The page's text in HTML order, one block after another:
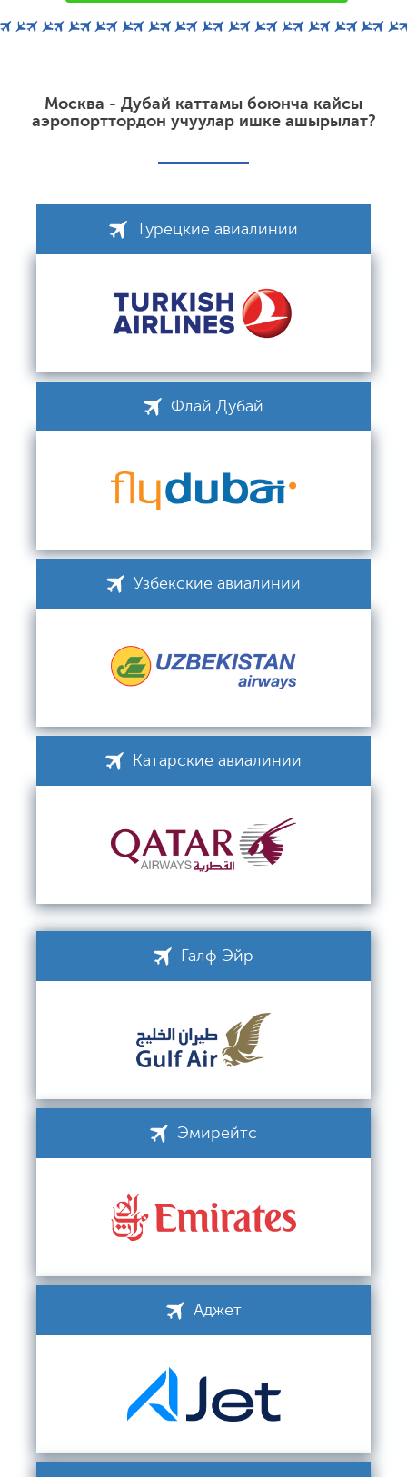
Москва - Дубай каттамы боюнча кайсы
аэропорттордон учуулар ишке ашырылат?
Турецкие авиалинии
Флай Дубай
Узбекские авиалинии
Катарские авиалинии
Галф Эйр
Эмирейтс
Аджет